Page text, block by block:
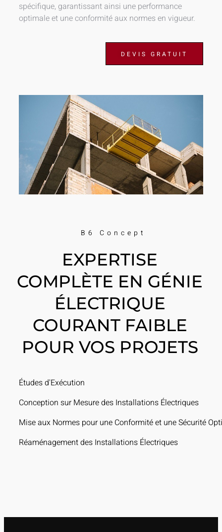
spécifique, garantissant ainsi une performance
optimale et une conformité aux normes en vigueur.
DEVIS GRATUIT
B6 Concept
EXPERTISE
COMPLÈTE EN GÉNIE
ÉLECTRIQUE
COURANT FAIBLE
POUR VOS PROJETS
Études d'Exécution
Conception sur Mesure des Installations Électriques
Mise aux Normes pour une Conformité et une Sécurité
Réaménagement des Installations Électriques